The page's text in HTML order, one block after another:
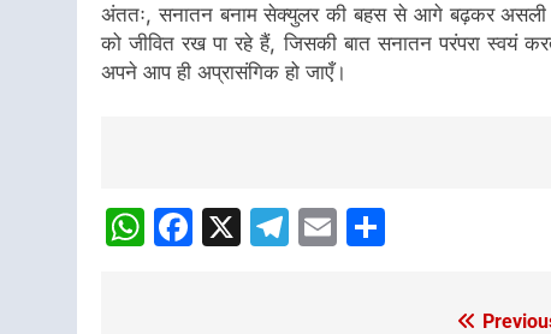
अंततः, सनातन बनाम सेक्युलर की बहस से आगे बढ़कर असली
को जीवित रख पा रहे हैं, जिसकी बात सनातन परंपरा स्वयं
अपने आप ही अप्रासंगिक हो जाएँ।
navigation
WhatsApp
Facebook
X Telegram
Email